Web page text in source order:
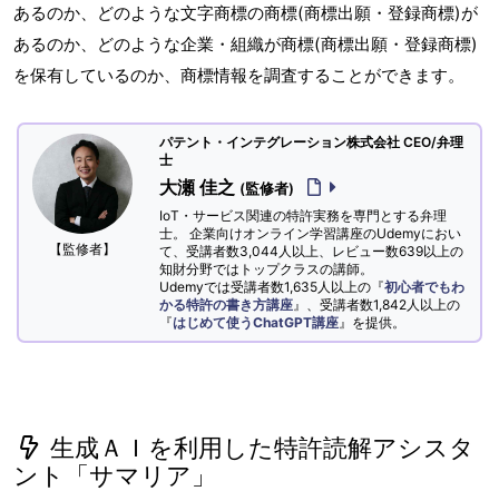
あるのか、どのような文字商標の商標(商標出願・登録商標)が
あるのか、どのような企業・組織が商標(商標出願・登録商標)
を保有しているのか、商標情報を調査することができます。
【監修者】
パテント・インテグレーション株式会社 CEO/弁理
士
大瀬 佳之 (監修者)
IoT・サービス関連の特許実務を専門とする弁理
士。 企業向けオンライン学習講座のUdemyにおい
て、受講者数3,044人以上、レビュー数639以上の
知財分野ではトップクラスの講師。
Udemyでは受講者数1,635人以上の『初心者でもわ
かる特許の書き方講座 』、受講者数1,842人以上の
『はじめて使うChatGPT講座 』を提供。
生成ＡＩを利用した特許読解アシスタ
ント「サマリア」